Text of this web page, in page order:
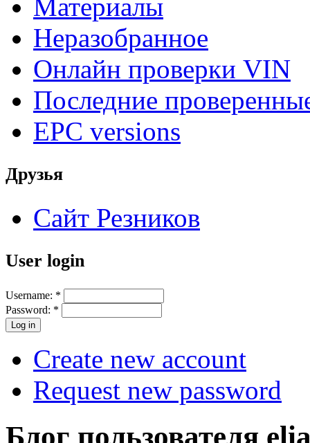
Материалы
Неразобранное
Онлайн проверки VIN
Последние
EPC versions
Друзья
Сайт Резников
User login
Username: *
Password: *
Create new account
Request new password
Блог пользователя